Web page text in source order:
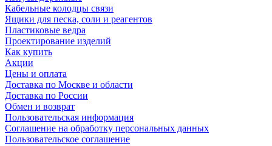
Кабельные колодцы связи
Ящики для песка, соли и реагентов
Пластиковые ведра
Проектирование изделий
Как купить
Акции
Цены и оплата
Доставка по Москве и области
Доставка по России
Обмен и возврат
Пользовательская информация
Соглашение на обработку персональных данных
Пользовательское соглашение